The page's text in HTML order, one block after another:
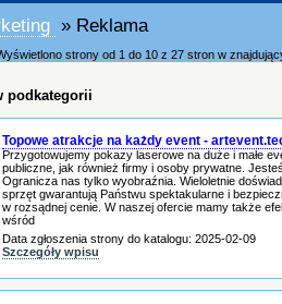
» Reklama
strony od 1 do 10 z 27 stron w
podkategorii
Topowe atrakcje na każdy event -
Przygotowujemy pokazy laserowe na duże i małe
publiczne, jak również firmy i osoby prywatne.
Ogranicza nas tylko wyobraźnia. Wieloletnie
sprzęt gwarantują Państwu spektakularne i
w rozsądnej cenie. W naszej ofercie mamy także
wśród
Data zgłoszenia strony do katalogu: 2025-02-09
Szczegóły wpisu